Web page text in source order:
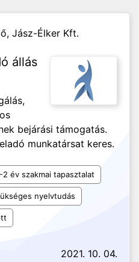
Jász-Élker Kft.
állás
bejárási támogatás.
munkatársat keres.
2 év szakmai tapasztalat
nyelvtudás
2021. 10. 04.